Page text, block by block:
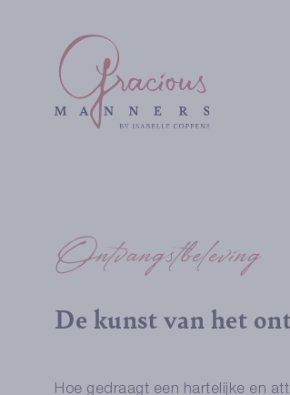
Ontvangstbeleving
De kunst van het
Hoe gedraagt een hartelijke en